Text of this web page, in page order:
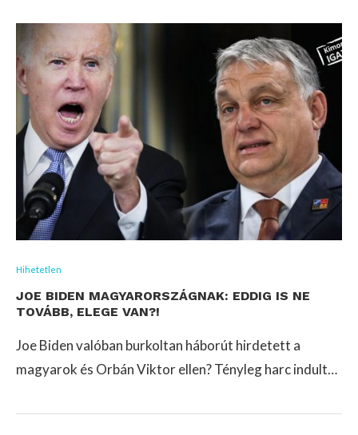
Hihetetlen
JOE BIDEN MAGYARORSZÁGNAK: EDDIG IS NE
TOVÁBB, ELEGE VAN?!
Joe Biden valóban burkoltan háborút hirdetett a
magyarok és Orbán Viktor ellen? Tényleg harc indult…